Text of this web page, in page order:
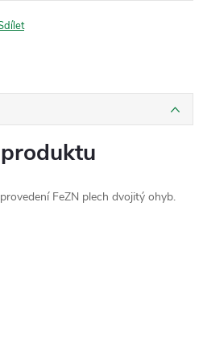
FeZN plech dvojitý ohyb.